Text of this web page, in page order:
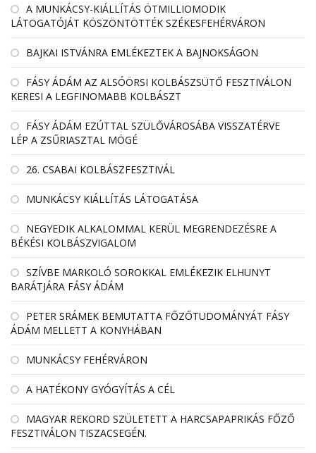
A MUNKÁCSY-KIÁLLÍTÁS ÖTMILLIOMODIK
LÁTOGATÓJÁT KÖSZÖNTÖTTÉK SZÉKESFEHÉRVÁRON
BAJKAI ISTVÁNRA EMLÉKEZTEK A BAJNOKSÁGON
FÁSY ÁDÁM AZ ALSÓÖRSI KOLBÁSZSÜTŐ FESZTIVÁLON
KERESI A LEGFINOMABB KOLBÁSZT
FÁSY ÁDÁM EZÚTTAL SZÜLŐVÁROSÁBA VISSZATÉRVE
LÉP A ZSŰRIASZTAL MÖGÉ
26. CSABAI KOLBÁSZFESZTIVÁL
MUNKÁCSY KIÁLLÍTÁS LÁTOGATÁSA
NEGYEDIK ALKALOMMAL KERÜL MEGRENDEZÉSRE A
BÉKÉSI KOLBÁSZVIGALOM
SZÍVBE MARKOLÓ SOROKKAL EMLÉKEZIK ELHUNYT
BARÁTJÁRA FÁSY ÁDÁM
PETER SRÁMEK BEMUTATTA FŐZŐTUDOMÁNYÁT FÁSY
ÁDÁM MELLETT A KONYHÁBAN
MUNKÁCSY FEHÉRVÁRON
A HATÉKONY GYÓGYÍTÁS A CÉL
MAGYAR REKORD SZÜLETETT A HARCSAPAPRIKÁS FŐZŐ
FESZTIVÁLON TISZACSEGÉN.